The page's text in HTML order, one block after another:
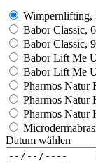
Wimpernlifting,
Babor Classic,
Babor Classic,
Babor Lift Me
Babor Lift Me
Pharmos Natur
Pharmos Natur
Pharmos Natur
Datum wählen